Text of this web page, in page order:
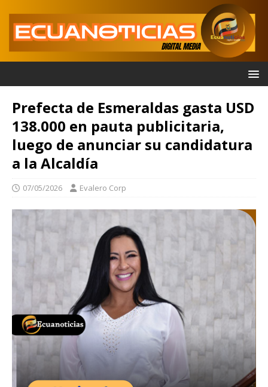
Prefecta de Esmeraldas gasta USD
138.000 en pauta publicitaria,
luego de anunciar su candidatura
a la Alcaldía
07/05/2026 Evalero Corp